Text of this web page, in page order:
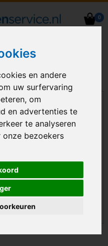
en andere
uw surfervaring
om
en advertenties te
te analyseren
bezoekers
0